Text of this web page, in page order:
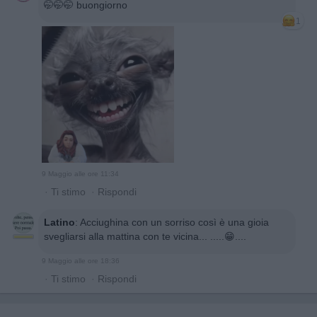
🤭🤭🤭 buongiorno
1
9 Maggio alle ore 11:34
· Ti stimo · Rispondi
Latino: Acciughina con un sorriso così è una gioia
svegliarsi alla mattina con te vicina... .....😁....
9 Maggio alle ore 18:36
· Ti stimo · Rispondi